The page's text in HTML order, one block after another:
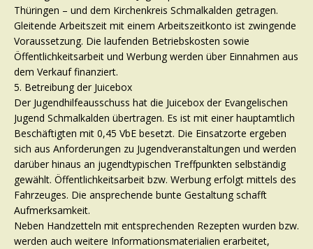
Thüringen – und dem Kirchenkreis Schmalkalden getragen.
Gleitende Arbeitszeit mit einem Arbeitszeitkonto ist zwingende
Voraussetzung. Die laufenden Betriebskosten sowie
Öffentlichkeitsarbeit und Werbung werden über Einnahmen aus
dem Verkauf finanziert.
5. Betreibung der Juicebox
Der Jugendhilfeausschuss hat die Juicebox der Evangelischen
Jugend Schmalkalden übertragen. Es ist mit einer hauptamtlich
Beschäftigten mit 0,45 VbE besetzt. Die Einsatzorte ergeben
sich aus Anforderungen zu Jugendveranstaltungen und werden
darüber hinaus an jugendtypischen Treffpunkten selbständig
gewählt. Öffentlichkeitsarbeit bzw. Werbung erfolgt mittels des
Fahrzeuges. Die ansprechende bunte Gestaltung schafft
Aufmerksamkeit.
Neben Handzetteln mit entsprechenden Rezepten wurden bzw.
werden auch weitere Informationsmaterialien erarbeitet,